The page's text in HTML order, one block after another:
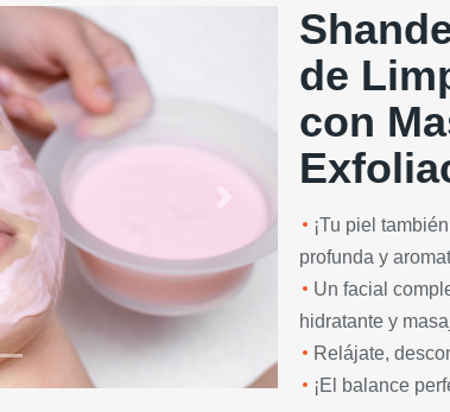
de
con
¡Tu piel
profunda y
Un facial
hidratante y
Relájate,
¡El balance